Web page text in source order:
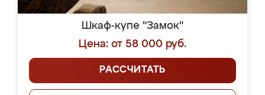
Шкаф-купе "Замок"
Цена: от 58 000 руб.
РАССЧИТАТЬ